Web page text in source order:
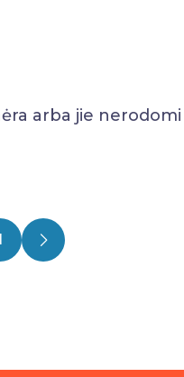
arba jie nerodomi